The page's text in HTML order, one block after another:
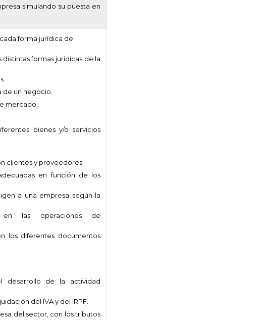
simulando su puesta en
forma jurídica de
formas jurídicas de la
de un negocio.
mercado.
bienes y/o servicios
clientes y proveedores.
en función de los
a una empresa según la
en las operaciones de
los diferentes documentos
desarrollo de la actividad
del IVA y del IRPF.
del sector, con los tributos